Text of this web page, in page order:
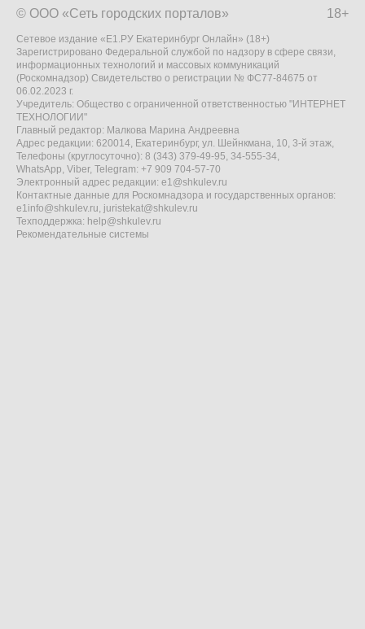
18+
© ООО «Сеть городских порталов»
Сетевое издание «Е1.РУ Екатеринбург Онлайн» (18+)
Зарегистрировано Федеральной службой по надзору в сфере связи,
информационных технологий и массовых коммуникаций
(Роскомнадзор) Свидетельство о регистрации № ФС77-84675 от
06.02.2023 г.
Учредитель: Общество с ограниченной ответственностью "ИНТЕРНЕТ
ТЕХНОЛОГИИ"
Главный редактор: Малкова Марина Андреевна
Адрес редакции: 620014, Екатеринбург, ул. Шейнкмана, 10, 3-й этаж,
Телефоны (круглосуточно): 8 (343) 379-49-95, 34-555-34,
WhatsApp, Viber, Telegram: +7 909 704-57-70
Электронный адрес редакции: e1@shkulev.ru
Контактные данные для Роскомнадзора и государственных органов:
e1info@shkulev.ru, juristekat@shkulev.ru
Техподдержка: help@shkulev.ru
Рекомендательные системы